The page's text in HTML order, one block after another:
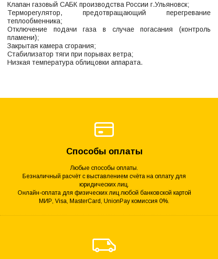
Клапан газовый САБК производства России г.Ульяновск;
Терморегулятор, предотвращающий перегревание
теплообменника;
Отключение подачи газа в случае погасания (контроль
пламени);
Закрытая камера сгорания;
Стабилизатор тяги при порывах ветра;
Низкая температура облицовки аппарата.
Способы оплаты
Любые способы оплаты.
Безналичный расчёт с выставлением счёта на оплату для
юридических лиц.
Онлайн-оплата для физических лиц любой банковской картой
МИР, Visa, MasterCard, UnionPay комиссия 0%.